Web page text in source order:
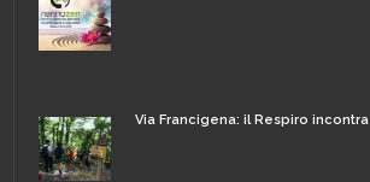
Via Francigena: il Respiro incontra